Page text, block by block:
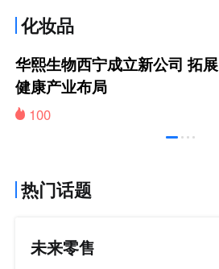
化妆品
华熙生物西宁成立新公司 拓展
健康产业布局
100
热门话题
未来零售